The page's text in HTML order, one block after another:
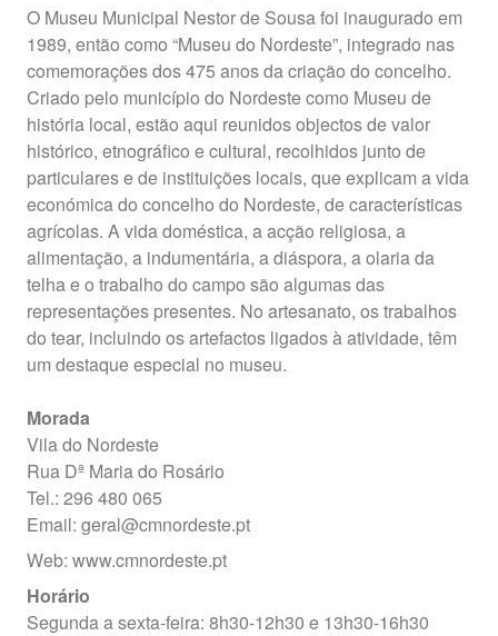
O Museu Municipal Nestor de Sousa foi inaugurado em
1989, então como “Museu do Nordeste”, integrado nas
comemorações dos 475 anos da criação do concelho.
Criado pelo município do Nordeste como Museu de
história local, estão aqui reunidos objectos de valor
histórico, etnográfico e cultural, recolhidos junto de
particulares e de instituições locais, que explicam a vida
económica do concelho do Nordeste, de características
agrícolas. A vida doméstica, a acção religiosa, a
alimentação, a indumentária, a diáspora, a olaria da
telha e o trabalho do campo são algumas das
representações presentes. No artesanato, os trabalhos
do tear, incluindo os artefactos ligados à atividade, têm
um destaque especial no museu.
Morada
Vila do Nordeste
Rua Dª Maria do Rosário
Tel.: 296 480 065
Email: geral@cmnordeste.pt
Web: www.cmnordeste.pt
Horário
Segunda a sexta-feira: 8h30-12h30 e 13h30-16h30